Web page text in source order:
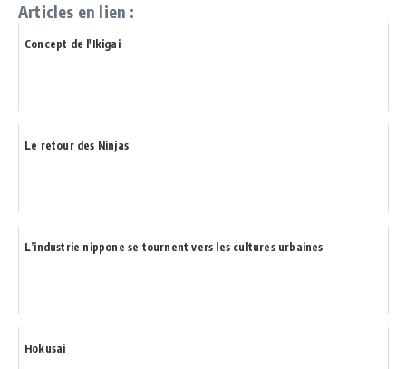
Articles en lien :
Concept de l'Ikigai
Le retour des Ninjas
L’industrie nippone se tournent vers les cultures urbaines
Hokusai